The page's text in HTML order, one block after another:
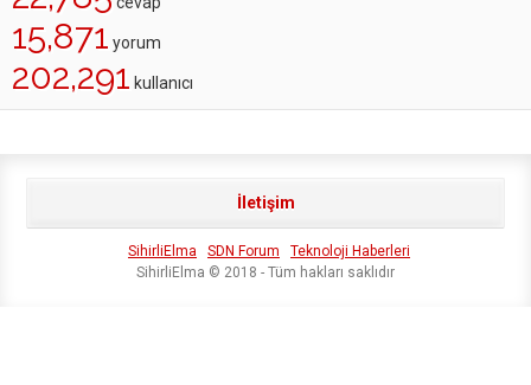
15,871 yorum
202,291 kullanıcı
İletişim
SihirliElma SDN Forum
Teknoloji Haberleri
SihirliElma © 2018 - Tüm hakları saklıdır